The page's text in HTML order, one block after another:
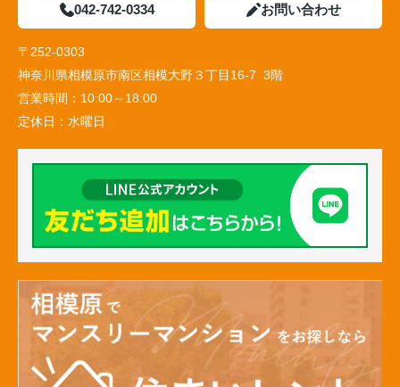
042-742-0334 お問い合わせ
〒252-0303
神奈川県相模原市南区相模大野３丁目16-7 3階
営業時間： 10:00～18:00
定休日： 水曜日